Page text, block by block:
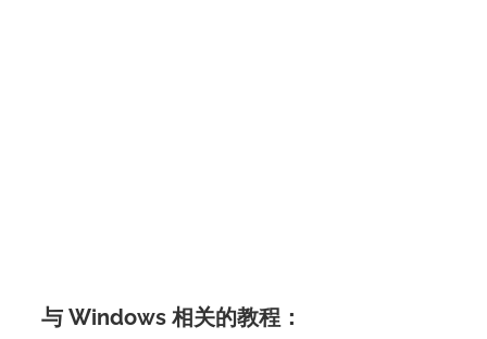
与 Windows 相关的教程：